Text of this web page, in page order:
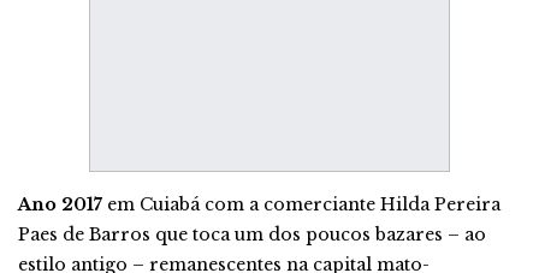
Ano 2017 em Cuiabá com a comerciante Hilda Pereira
Paes de Barros que toca um dos poucos bazares – ao
estilo antigo – remanescentes na capital mato-